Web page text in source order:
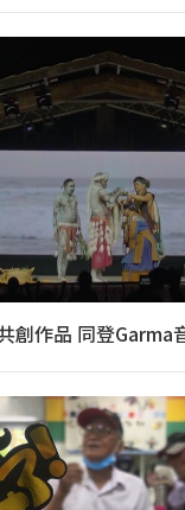
創作品 同登Garma